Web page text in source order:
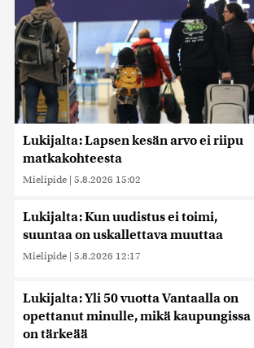
Lukijalta: Lapsen kesän arvo ei riipu
matkakohteesta
Mielipide | 5.8.2026 15:02
Lukijalta: Kun uudistus ei toimi,
suuntaa on uskallettava muuttaa
Mielipide | 5.8.2026 12:17
Lukijalta: Yli 50 vuotta Vantaalla on
opettanut minulle, mikä kaupungissa
on tärkeää